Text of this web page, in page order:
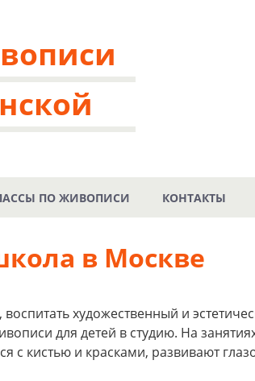
ПО ЖИВОПИСИ КОНТАКТЫ
в Москве
художественный и
для детей в студию. На
с кистью и красками, развивают